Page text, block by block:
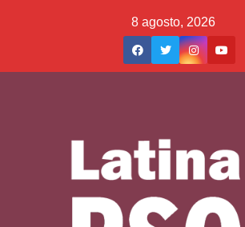
8 agosto, 2026